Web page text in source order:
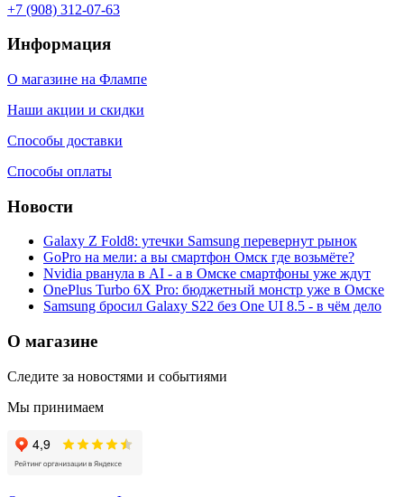
+7 (908) 312-07-63
Информация
О магазине на Флампе
Наши акции и скидки
Способы доставки
Способы оплаты
Новости
Galaxy Z Fold8: утечки Samsung перевернут рынок
GoPro на мели: а вы смартфон Омск где возьмёте?
Nvidia рванула в AI - а в Омске смартфоны уже ждут
OnePlus Turbo 6X Pro: бюджетный монстр уже в Омске
Samsung бросил Galaxy S22 без One UI 8.5 - в чём дело
О магазине
Следите за новостями и событиями
Мы принимаем